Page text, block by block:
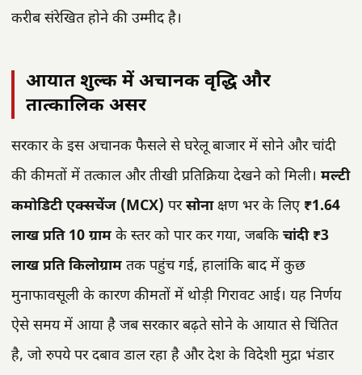
करीब संरेखित होने की उम्मीद है।
आयात शुल्क में अचानक वृद्धि और
तात्कालिक असर
सरकार के इस अचानक फैसले से घरेलू बाजार में सोने और चांदी
की कीमतों में तत्काल और तीखी प्रतिक्रिया देखने को मिली। मल्टी
कमोडिटी एक्सचेंज (MCX) परसोनाक्षण भर के लिए ₹1.64
लाख प्रति 10 ग्राम के स्तर को पार कर गया, जबकि चांदी ₹3
लाख प्रति किलोग्राम तक पहुंच गई, हालांकि बाद में कुछ
मुनाफावसूली के कारण कीमतों में थोड़ी गिरावट आई। यह निर्णय
ऐसे समय में आया है जब सरकार बढ़ते सोने के आयात से चिंतित
है, जो रुपये पर दबाव डाल रहा है और देश के विदेशी मुद्रा भंडार